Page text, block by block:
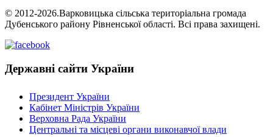
© 2012-2026.Варковицька сільська територіальна громада
Дубенського району Рівненської області. Всі права захищені.
Державні сайти України
Президент України
Кабінет Міністрів України
Верховна Рада України
Центральні та місцеві органи виконавчої влади